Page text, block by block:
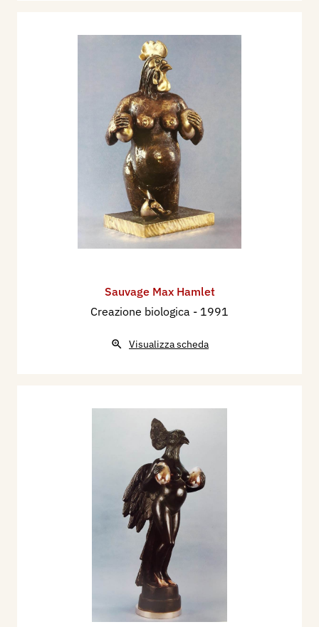
Sauvage Max Hamlet
Creazione biologica - 1991
Visualizza scheda